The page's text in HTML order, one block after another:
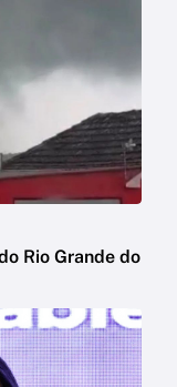
Rio Grande do